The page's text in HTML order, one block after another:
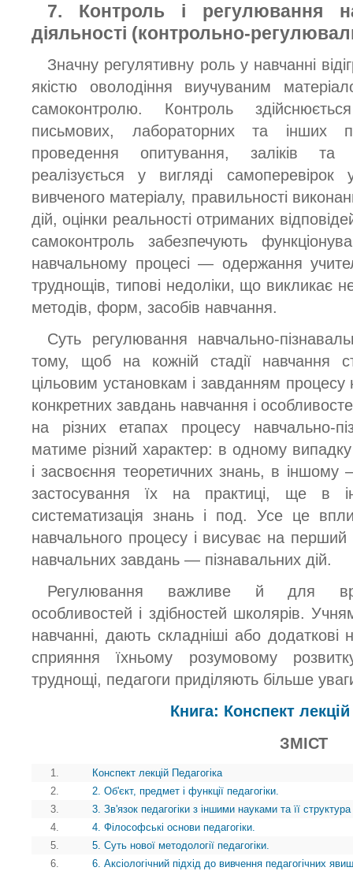
7. Контроль і регулювання
діяльності (контрольно-
Значну регулятивну роль у навчанні
якістю оволодіння виучуваним
самоконтролю. Контроль
письмових, лабораторних та інших
проведення опитування, заліків та
реалізується у вигляді
вивченого матеріалу, правильності
дій, оцінки реальності отриманих
самоконтроль забезпечують
навчальному процесі — одержання
труднощів, типові недоліки, що викликає
методів, форм, засобів навчання.
Суть регулювання навчально-
тому, щоб на кожній стадії навчання
цільовим установкам і завданням
конкретних завдань навчання і
на різних етапах процесу навчально-
матиме різний характер: в одному
і засвоєння теоретичних знань, в
застосування їх на практиці, ще в
систематизація знань і под. Усе це
навчального процесу і висуває на
навчальних завдань — пізнавальних дій.
Регулювання важливе й для
особливостей і здібностей школярів.
навчанні, дають складніші або
сприяння їхньому розумовому
труднощі, педагоги приділяють більше
Книга: Конспект лекцій
ЗМІСТ
1.
Конспект лекцій Педагогіка
2.
2. Об'єкт, предмет і функції педагогіки.
3.
3. Зв'язок педагогіки з іншими науками та її структура
4.
4. Філософські основи педагогіки.
5.
5. Суть нової методології педагогіки.
6.
6. Аксіологічний підхід до вивчення педагогічних